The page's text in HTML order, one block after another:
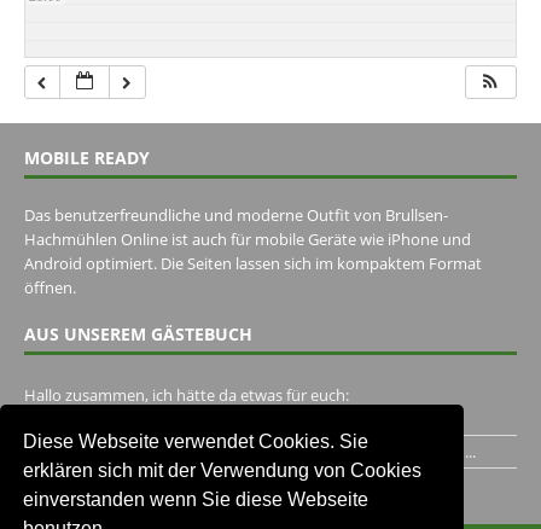
Diese Webseite verwendet Cookies. Sie
erklären sich mit der Verwendung von Cookies
einverstanden wenn Sie diese Webseite
MOBILE READY
Das benutzerfreundliche und moderne Outfit von Brullsen-
Hachmühlen Online ist auch für mobile Geräte wie iPhone und
Android optimiert. Die Seiten lassen sich im kompaktem Format
öffnen.
AUS UNSEREM GÄSTEBUCH
Hallo zusammen, ich hätte da etwas für euch:
Ich habe ein Jahr im Gasthaus Hugo Pape verbracht..Habe ihn...
Unser Gästebuch besuchen